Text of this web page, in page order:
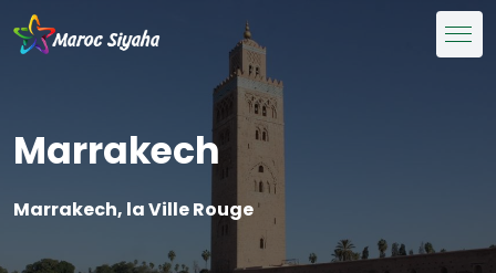
Marrakech
Marrakech, la Ville Rouge